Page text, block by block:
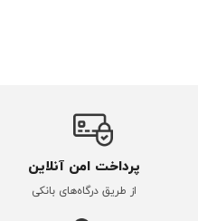
پرداخت امن آنلاین
از طریق درگاه‌های بانکی